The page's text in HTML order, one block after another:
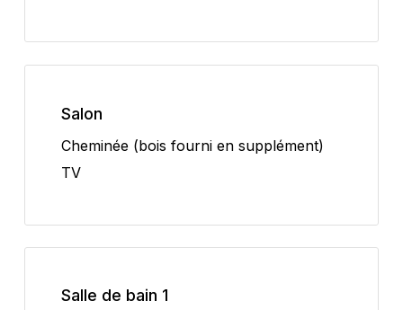
Salon
Cheminée (bois fourni en supplément)
TV
Salle de bain 1